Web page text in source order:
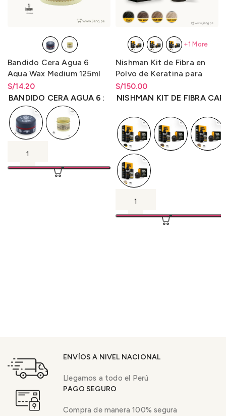
Bandido Cera Agua 6
Aqua Wax Medium 125ml
S/14.20
Rango de precios: desde
S/14.20hastaS/14.20
BANDIDO CERA AGUA 6
Nishman Kit de Fibra en
Polvo de Keratina para
Maquillaje Capilar 20gr. +
Spray Fijador Fibra de
S/150.00
Rango de precios: desde
S/150.00hasta S/150.00
NISHMAN KIT DE FIBRA
+1 More
ENVÍOS A NIVEL NACIONAL
Llegamos a todo el Perú
PAGO SEGURO
Compra de manera 100% segura